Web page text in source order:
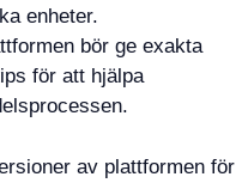
enheter.
bör ge exakta
för att hjälpa
av plattformen för